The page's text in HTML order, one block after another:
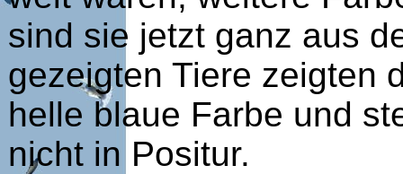
sind sie jetzt ganz aus
gezeigten Tiere zeigten
helle blaue Farbe und
nicht in Positur.